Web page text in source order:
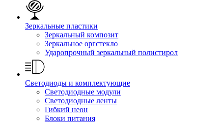
Зеркальные пластики
Зеркальный композит
Зеркальное оргстекло
Ударопрочный зеркальный полистирол
Светодиоды и комплектующие
Светодиодные модули
Светодиодные ленты
Гибкий неон
Блоки питания